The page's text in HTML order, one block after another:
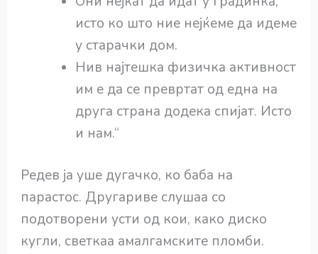
исто ко што ние нејќеме да идеме
у старачки дом.
Нив најтешка физичка активност
им е да се превртат од една на
друга страна додека спијат. Исто
и нам.“
Редев ја уше дугачко, ко баба на
парастос. Другариве слушаа со
подотворени усти од кои, како диско
кугли, светкаа амалгамските пломби.